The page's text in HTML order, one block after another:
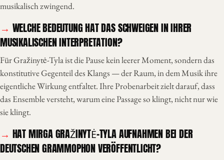
musikalisch zwingend.
WELCHE BEDEUTUNG HAT DAS SCHWEIGEN IN IHRER
MUSIKALISCHEN INTERPRETATION?
Für Gražinytė-Tyla ist die Pause kein leerer Moment, sondern das
konstitutive Gegenteil des Klangs — der Raum, in dem Musik ihre
eigentliche Wirkung entfaltet. Ihre Probenarbeit zielt darauf, dass
das Ensemble versteht, warum eine Passage so klingt, nicht nur wie
sie klingt.
HAT MIRGA GRAŽINYTĖ-TYLA AUFNAHMEN BEI DER
DEUTSCHEN GRAMMOPHON VERÖFFENTLICHT?